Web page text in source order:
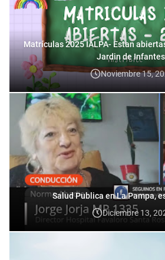
Matrículas 2025 IALPA- Estan
Jardin de
Noviembre 15,
Salud Publica en La Pampa,
Diciembre 13,